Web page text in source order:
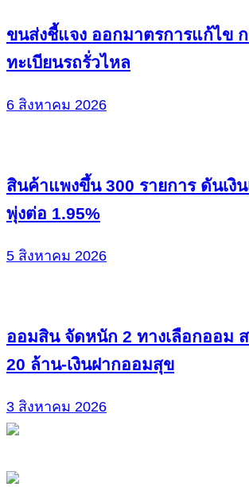
ขนส่งชี้แจง ออกมาตรการแก้ไข
ทะเบียนรถรั่วไหล
6 สิงหาคม 2026
สินค้าแพงขึ้น 300 รายการ ดันเงิ
พุ่งต่อ 1.95%
5 สิงหาคม 2026
ออมสิน จัดหนัก 2 ทางเลือกออม
20 ล้าน-เงินฝากออมสุข
3 สิงหาคม 2026